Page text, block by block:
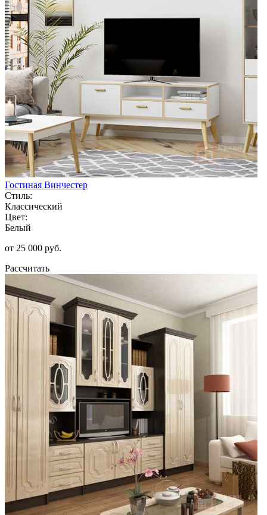
Гостиная Винчестер
Стиль:
Классический
Цвет:
Белый
от 25 000 руб.
Рассчитать